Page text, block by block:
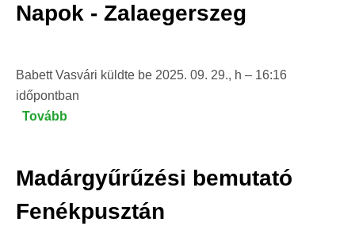
Napok - Zalaegerszeg
Babett Vasvári küldte be 2025. 09. 29., h – 16:16
időpontban
Tovább
-
Madárgyűrűzési bemutató
Fenékpusztán